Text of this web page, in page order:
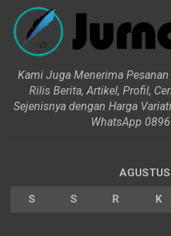
Kami Juga Menerima
Rilis Berita, Artikel, Profil,
Sejenisnya dengan Harga
WhatsApp
S S R K